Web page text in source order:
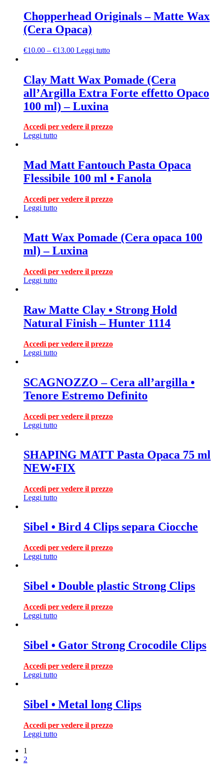
Chopperhead Originals – Matte Wax
(Cera Opaca)
€10.00 – €13.00 Leggi tutto
Clay Matt Wax Pomade (Cera
all’Argilla Extra Forte effetto Opaco
100 ml) – Luxina
Accedi per vedere il prezzo
Leggi tutto
Mad Matt Fantouch Pasta Opaca
Flessibile 100 ml • Fanola
Accedi per vedere il prezzo
Leggi tutto
Matt Wax Pomade (Cera opaca 100
ml) – Luxina
Accedi per vedere il prezzo
Leggi tutto
Raw Matte Clay • Strong Hold
Natural Finish – Hunter 1114
Accedi per vedere il prezzo
Leggi tutto
SCAGNOZZO – Cera all’argilla •
Tenore Estremo Definito
Accedi per vedere il prezzo
Leggi tutto
SHAPING MATT Pasta Opaca 75 ml
NEW•FIX
Accedi per vedere il prezzo
Leggi tutto
Sibel • Bird 4 Clips separa Ciocche
Accedi per vedere il prezzo
Leggi tutto
Sibel • Double plastic Strong Clips
Accedi per vedere il prezzo
Leggi tutto
Sibel • Gator Strong Crocodile Clips
Accedi per vedere il prezzo
Leggi tutto
Sibel • Metal long Clips
Accedi per vedere il prezzo
Leggi tutto
1
2